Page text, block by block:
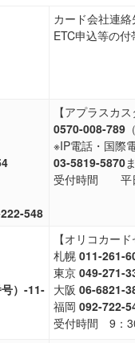
カード会社連絡
ETC申込等の
548
【アプラスカ
0570-008-789
※IP電話・国際
03-5819-5870
受付時間 平
）-11-
【オリコカード
札幌 011-261-
東京 049-271-
大阪 06-6821-
福岡 092-722-
受付時間 9：